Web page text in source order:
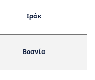
Ιράκ
Βοσνία